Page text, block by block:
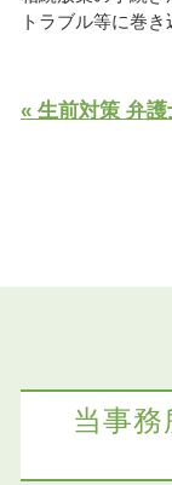
トラブル等に巻
« 生前対策 弁護
当事